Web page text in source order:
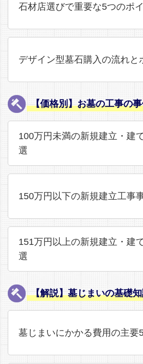
石材店選びで重要な5つのポ
デザイン型墓石購入の流れと
【価格別】お墓の工事の
100万円未満の新規建立・建
選
150万円以下の新規建立工事
151万円以上の新規建立・建
選
【解説】墓じまいの基礎
墓じまいにかかる費用の主要